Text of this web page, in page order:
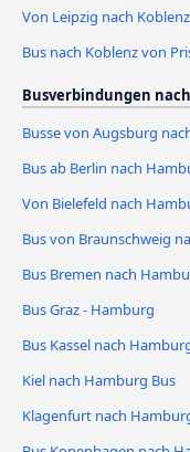
Von Leipzig nach
Bus nach Koblenz von
Busverbindungen
Busse von Augsburg
Bus ab Berlin nach
Von Bielefeld nach
Bus von Braunschweig
Bus Bremen nach
Bus Graz - Hamburg
Bus Kassel nach
Kiel nach Hamburg Bus
Klagenfurt nach